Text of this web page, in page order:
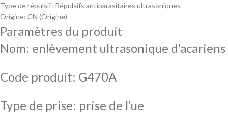
Type de répulsif: Répulsifs antiparasitaires ultrasoniques
Origine: CN (Origine)
Paramètres du produit
Nom: enlèvement ultrasonique d’acariens
Code produit: G470A
Type de prise: prise de l’ue